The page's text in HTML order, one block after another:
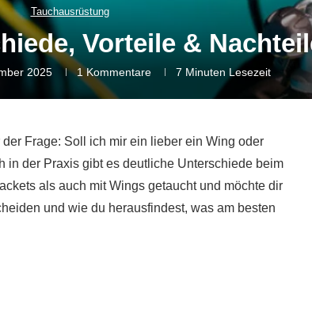
Tauchausrüstung
Vorteile &
2025 1 Kommentare 7 Minuten Lesezeit
Frage: Soll ich mir ein lieber ein Wing oder
in der Praxis gibt es deutliche Unterschiede beim
als auch mit Wings getaucht und möchte dir
und wie du herausfindest, was am besten